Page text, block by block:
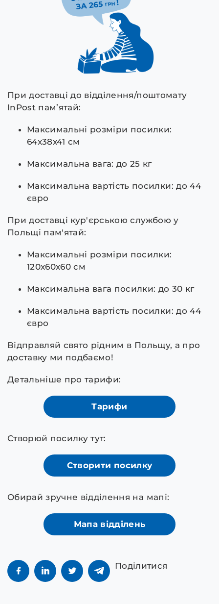
При доставці до відділення/поштомату
InPost пам’ятай:
Максимальні розміри посилки:
64x38x41 см
Максимальна вага: до 25 кг
Максимальна вартість посилки: до 44
євро
При доставці кур'єрською службою у
Польщі пам'ятай:
Максимальні розміри посилки:
120х60х60 см
Максимальна вага посилки: до 30 кг
Максимальна вартість посилки: до 44
євро
Відправляй свято рідним в Польщу, а про
доставку ми подбаємо!
Детальніше про тарифи:
Тарифи
Створюй посилку тут:
Створити посилку
Обирай зручне відділення на мапі:
Мапа відділень
Поділитися